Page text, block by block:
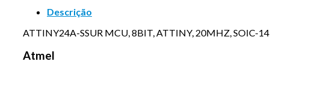
Descrição
ATTINY24A-SSUR MCU, 8BIT, ATTINY, 20MHZ, SOIC-14
Atmel